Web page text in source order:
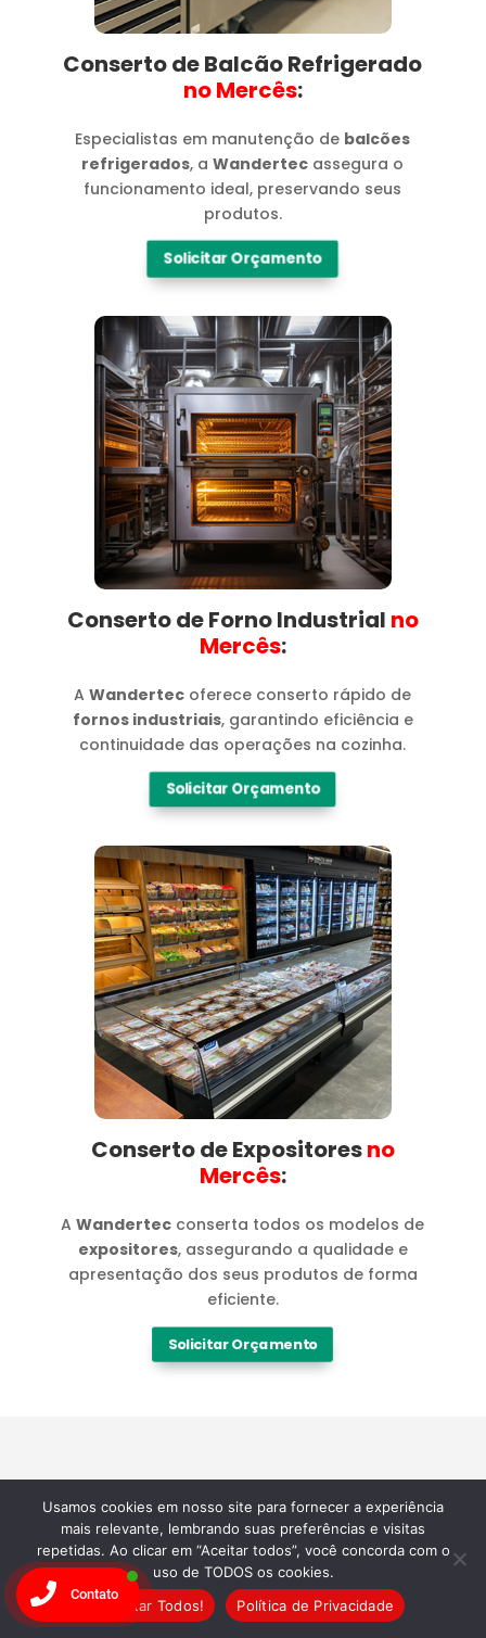
Conserto de Balcão Refrigerado
no Mercês​:
Especialistas em manutenção de balcões
refrigerados, aWandertec assegura o
funcionamento ideal, preservando seus
produtos.
Solicitar Orçamento
Conserto de Forno Industrial no
Mercês​:
AWandertec oferece conserto rápido de
fornos industriais, garantindo eficiência e
continuidade das operações na cozinha.
Solicitar Orçamento
Conserto de Expositoresno
Mercês​:
AWandertec conserta todos os modelos de
expositores, assegurando a qualidade e
apresentação dos seus produtos de forma
eficiente.
Solicitar Orçamento
Marcas
Especialistas em
Usamos cookies em nosso site para fornecer a experiência
mais relevante, lembrando suas preferências e visitas
repetidas. Ao clicar em “Aceitar todos”, você concorda com o
uso de TODOS os cookies.
Aceitar Todos!
Política de Privacidade
Contato